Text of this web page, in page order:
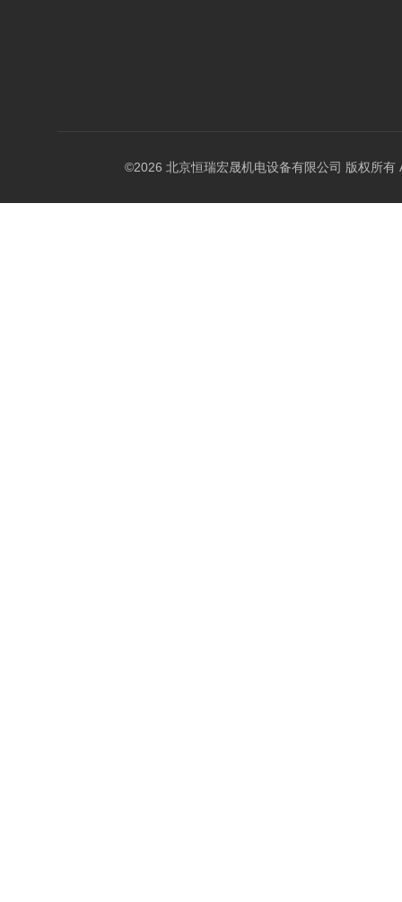
©2026 北京恒瑞宏晟机电设备有限公司 版权所有